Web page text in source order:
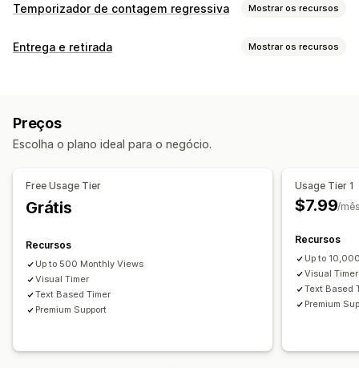
Temporizador de contagem regressiva Mostrar os recursos
Opções de exibição
Opções de momento ideal de abordagem
Tipo de contador
Promoções-relâmpago
Promoção por tempo limitado
Checkout
Horário limite da compra para envio no prazo
Entrega e retirada Mostrar os recursos
Tempos de preparação
Mensagens personalizadas
Tempos de preparação
Preços
Escolha o plano ideal para o negócio.
Free Usage Tier
Grátis
Recursos
Up to 500 Monthly Views
Visual Timer
Text Based Timer
Premium Support
Usage Tier 1
$7.99/
Recursos
Up to
Visual Timer
Text Based
Premium